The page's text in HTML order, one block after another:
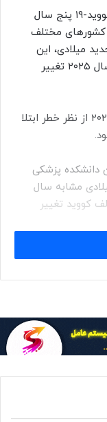
از زمان همه‌گیری و شیوع گسترده ویروس کووید-۱۹ پنج سال
کشورهای مختلف
میلادی، این
پرسش مطرح است که آیا این وضعیت در سال ۲۰۲۵ تغییر
سه کارشناس به نیوزویک گفتند که سال ۲۰۲۵ از نظر خطر ابتلا
دانشکده پزشکی
می‌گوید: «فکر می‌کنم سال ۲۰۲۵ میلادی مشابه سال
کووید تغییر
عفونی، نیز
زمانی که شاهد
بیشتر نکات
به کووید وجود
عفونی و
دیگر می‌گوید: